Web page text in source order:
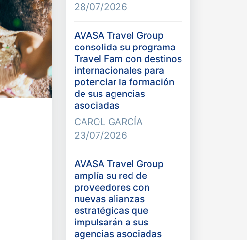
28/07/2026
AVASA Travel Group
consolida su programa
Travel Fam con destinos
internacionales para
potenciar la formación
de sus agencias
asociadas
CAROL GARCÍA
23/07/2026
AVASA Travel Group
amplía su red de
proveedores con
nuevas alianzas
estratégicas que
impulsarán a sus
agencias asociadas